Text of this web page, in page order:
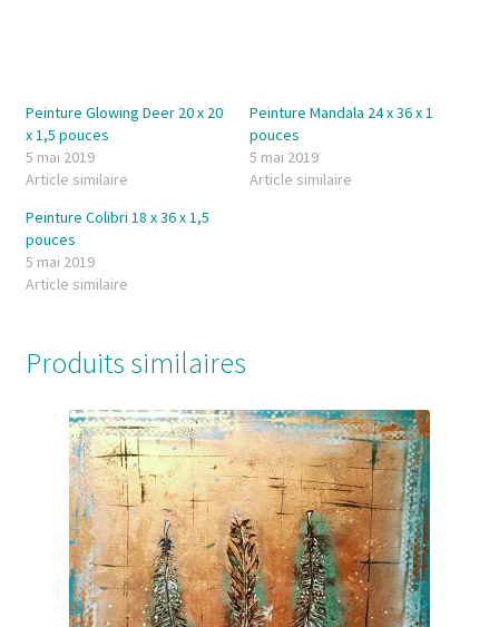
Peinture Glowing Deer 20 x 20
x 1,5 pouces
5 mai 2019
Article similaire
Peinture Mandala 24 x 36 x 1
pouces
5 mai 2019
Article similaire
Peinture Colibri 18 x 36 x 1,5
pouces
5 mai 2019
Article similaire
Produits similaires